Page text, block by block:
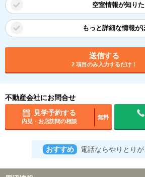
空室情報が知り
もっと詳細な情報が
送信する
2 項目のみ入力するだけ！
不動産会社にお問合せ
見学予約する
内見・お店訪問の相談
無料
おすすめ 電話ならやりとり